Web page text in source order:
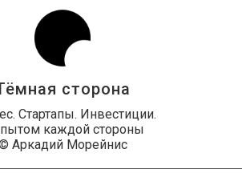
сторона
Стартапы. Инвестиции.
каждой стороны
Аркадий Морейнис